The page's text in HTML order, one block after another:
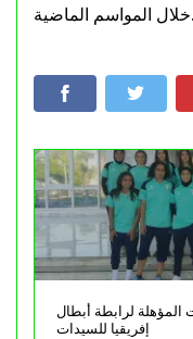
خلال المواسم الماضية.
لرابطة أبطال
إفريقيا للسيدات